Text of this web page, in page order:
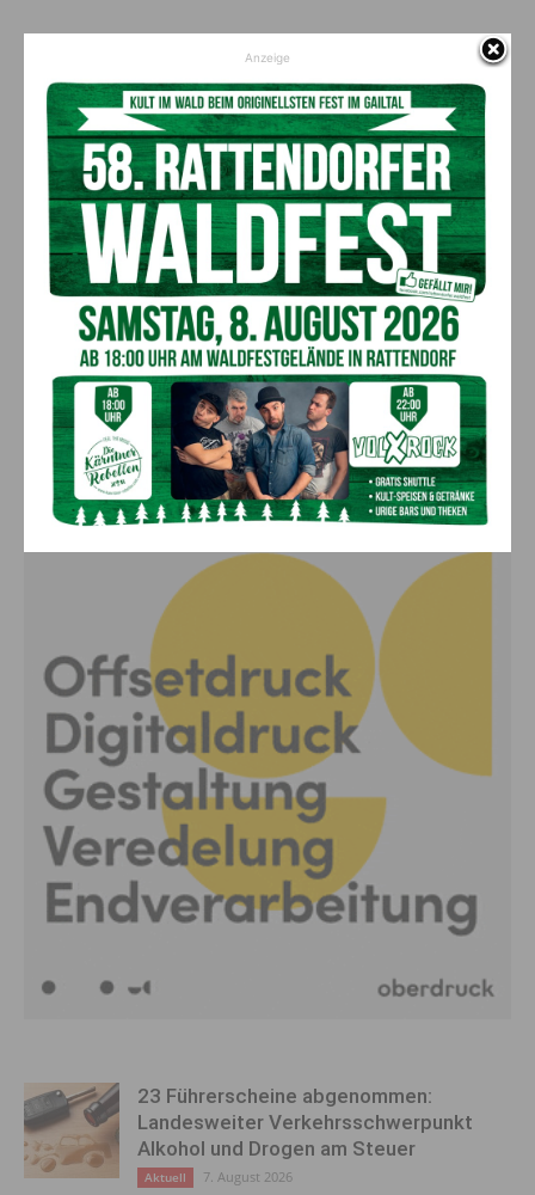
AKTUELLES
„Sein Charakter bleibt unersetzbar“ –
Fußballverein nimmt Abschied
Aktuell 7. August 2026
Bargeld im Bankomaten vergessen –
Polizei bittet um Hinweise
Aktuell 7. August 2026
Lienz: Bub (4) nach Badeunfall
reanimiert – Polizei sucht Zeugen
Aktuell 7. August 2026
Anzeige
23 Führerscheine abgenommen:
Landesweiter Verkehrsschwerpunkt
Alkohol und Drogen am Steuer
Aktuell 7. August 2026
Anzeige